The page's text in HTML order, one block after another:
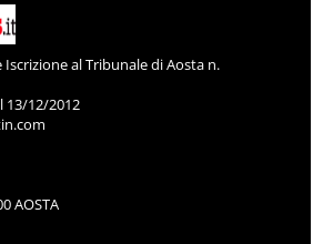
al Tribunale di Aosta n.
13/12/2012
AOSTA